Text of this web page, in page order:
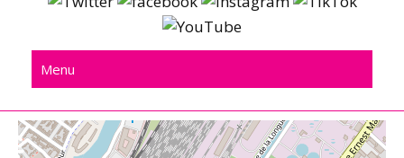
Menu